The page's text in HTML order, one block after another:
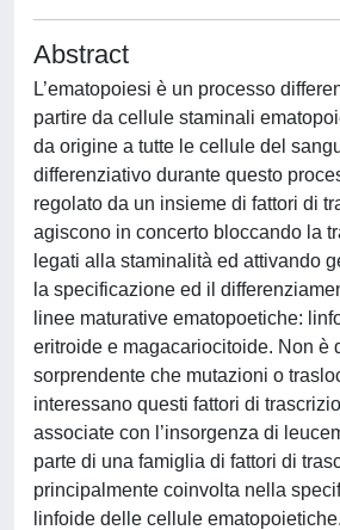
Abstract
L’ematopoiesi è un processo
partire da cellule staminali
da origine a tutte le cellule del
differenziativo durante questo
regolato da un insieme di fattori di
agiscono in concerto bloccando la
legati alla staminalità ed attivando
la specificazione ed il
linee maturative ematopoetiche:
eritroide e magacariocitoide. Non è
sorprendente che mutazioni o
interessano questi fattori di
associate con l’insorgenza di
parte di una famiglia di fattori di
principalmente coinvolta nella
linfoide delle cellule